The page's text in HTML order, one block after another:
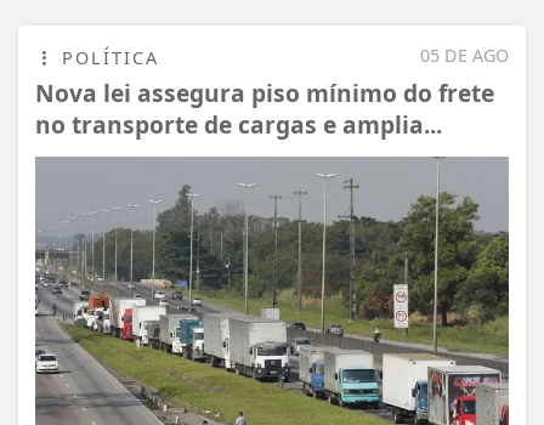
05 DE AGO
POLÍTICA
Nova lei assegura piso mínimo do frete
no transporte de cargas e amplia...